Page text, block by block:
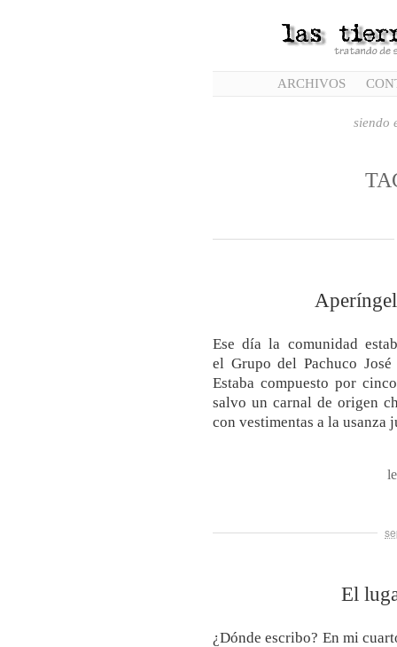
ARCHIVOS
siendo
Ese día la comunidad
el Grupo del Pachuco
Estaba compuesto por
salvo un carnal de origen
con vestimentas a la
El
¿Dónde escribo? En mi